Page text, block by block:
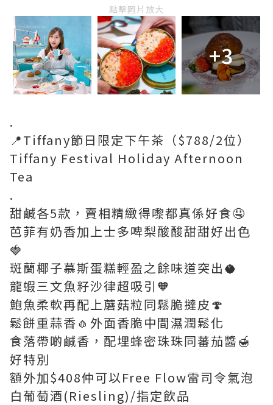
點擊圖片放大
+3
.
📍Tiffany節日限定下午茶（$788/2位）
Tiffany Festival Holiday Afternoon
Tea
.
甜鹹各5款，賣相精緻得嚟都真係好食🤤
芭菲有奶香加上士多啤梨酸酸甜甜好出色
🍓
斑蘭椰子慕斯蛋糕輕盈之餘味道突出🥥
龍蝦三文魚籽沙律超吸引🧡
鮑魚柔軟再配上蘑菇粒同鬆脆撻皮🍄
鬆餅重蒜香🧄外面香脆中間濕潤鬆化
食落帶啲鹹香，配埋蜂密珠珠同蕃茄醬🍯
好特別
額外加$408仲可以Free Flow雷司令氣泡
白葡萄酒(Riesling)/指定飲品